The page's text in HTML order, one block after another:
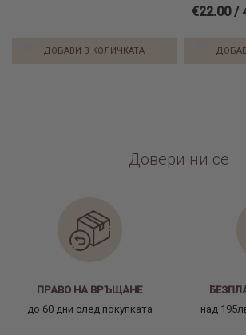
ДОБАВИ В КОЛИЧКАТА
€22.00 /
Довери ни се
ПРАВО НА ВРЪЩАНЕ
до 60 дни след покупката
над